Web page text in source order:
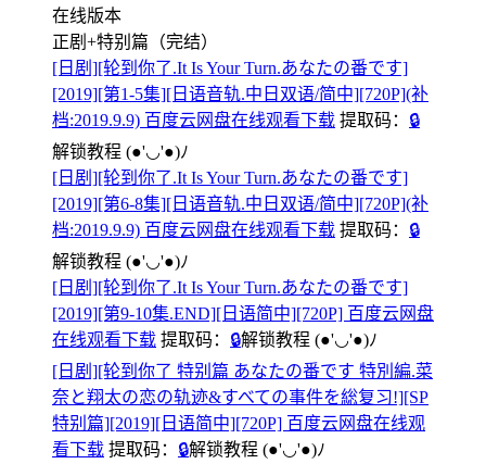
在线版本
正剧+特别篇（完结）
[日剧][轮到你了.It Is Your Turn.あなたの番です]
[2019][第1-5集][日语音轨.中日双语/简中][720P](补
档:2019.9.9) 百度云网盘在线观看下载 提取码： 🔒
解锁教程 (●'◡'●)ﾉ
[日剧][轮到你了.It Is Your Turn.あなたの番です]
[2019][第6-8集][日语音轨.中日双语/简中][720P](补
档:2019.9.9) 百度云网盘在线观看下载 提取码： 🔒
解锁教程 (●'◡'●)ﾉ
[日剧][轮到你了.It Is Your Turn.あなたの番です]
[2019][第9-10集.END][日语简中][720P] 百度云网盘
在线观看下载 提取码： 🔒解锁教程 (●'◡'●)ﾉ
[日剧][轮到你了 特别篇 あなたの番です 特別編.菜
奈と翔太の恋の轨迹&すべての事件を総复习!][SP
特别篇][2019][日语简中][720P] 百度云网盘在线观
看下载 提取码： 🔒解锁教程 (●'◡'●)ﾉ